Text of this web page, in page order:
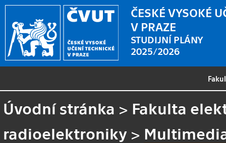
ČESKÉ VYSOKÉ
V PRAZE
STUDIJNÍ PLÁNY
2025/2026
Úvodní stránka > Fakulta
radioelektroniky >